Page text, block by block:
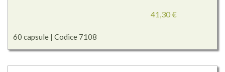
60 capsule | Codice 7108
41,30 €